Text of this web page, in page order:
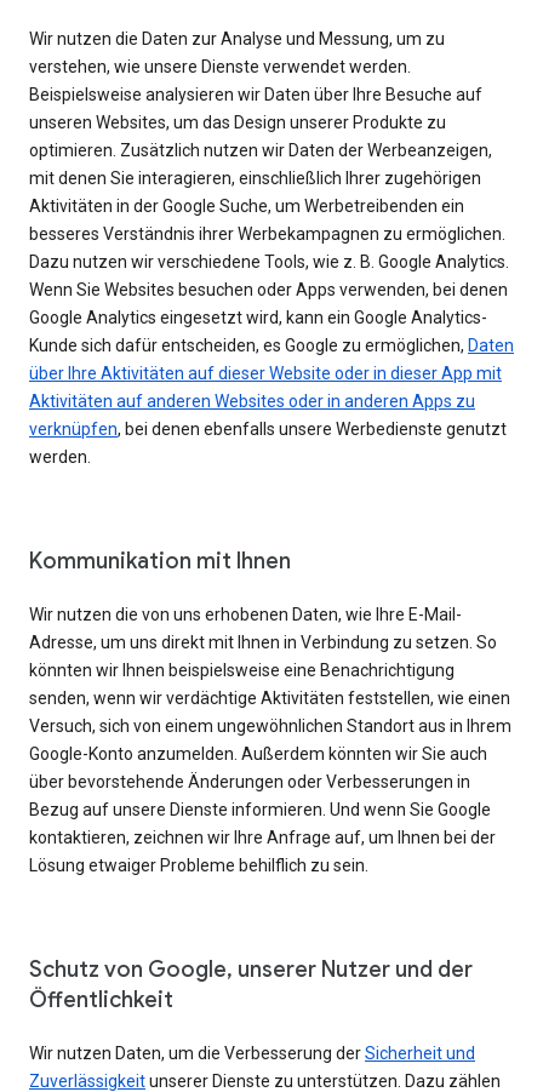
Wir nutzen die Daten zur Analyse und Messung, um zu
verstehen, wie unsere Dienste verwendet werden.
Beispielsweise analysieren wir Daten über Ihre Besuche auf
unseren Websites, um das Design unserer Produkte zu
optimieren. Zusätzlich nutzen wir Daten der Werbeanzeigen,
mit denen Sie interagieren, einschließlich Ihrer zugehörigen
Aktivitäten in der Google Suche, um Werbetreibenden ein
besseres Verständnis ihrer Werbekampagnen zu ermöglichen.
Dazu nutzen wir verschiedene Tools, wie z. B. Google Analytics.
Wenn Sie Websites besuchen oder Apps verwenden, bei denen
Google Analytics eingesetzt wird, kann ein Google Analytics-
Kunde sich dafür entscheiden, es Google zu ermöglichen, Daten
über Ihre Aktivitäten auf dieser Website oder in dieser App mit
Aktivitäten auf anderen Websites oder in anderen Apps zu
verknüpfen, bei denen ebenfalls unsere Werbedienste genutzt
werden.
Kommunikation mit Ihnen
Wir nutzen die von uns erhobenen Daten, wie Ihre E-Mail-
Adresse, um uns direkt mit Ihnen in Verbindung zu setzen. So
könnten wir Ihnen beispielsweise eine Benachrichtigung
senden, wenn wir verdächtige Aktivitäten feststellen, wie einen
Versuch, sich von einem ungewöhnlichen Standort aus in Ihrem
Google-Konto anzumelden. Außerdem könnten wir Sie auch
über bevorstehende Änderungen oder Verbesserungen in
Bezug auf unsere Dienste informieren. Und wenn Sie Google
kontaktieren, zeichnen wir Ihre Anfrage auf, um Ihnen bei der
Lösung etwaiger Probleme behilflich zu sein.
Schutz von Google, unserer Nutzer und der
Öffentlichkeit
Wir nutzen Daten, um die Verbesserung derSicherheit und
Zuverlässigkeitunserer Dienste zu unterstützen. Dazu zählen